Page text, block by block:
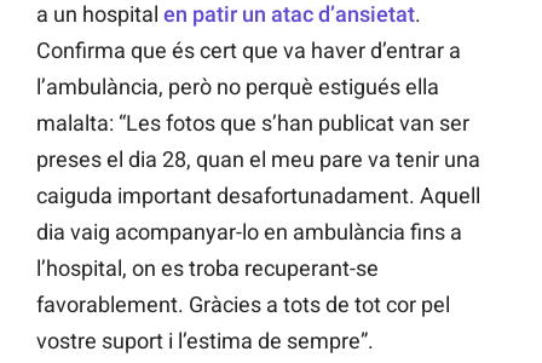
a un hospital en patir un atac d’ansietat.
Confirma que és cert que va haver d’entrar a
l’ambulància, però no perquè estigués ella
malalta: “Les fotos que s’han publicat van ser
preses el dia 28, quan el meu pare va tenir una
caiguda important desafortunadament. Aquell
dia vaig acompanyar-lo en ambulància fins a
l’hospital, on es troba recuperant-se
favorablement. Gràcies a tots de tot cor pel
vostre suport i l’estima de sempre”.